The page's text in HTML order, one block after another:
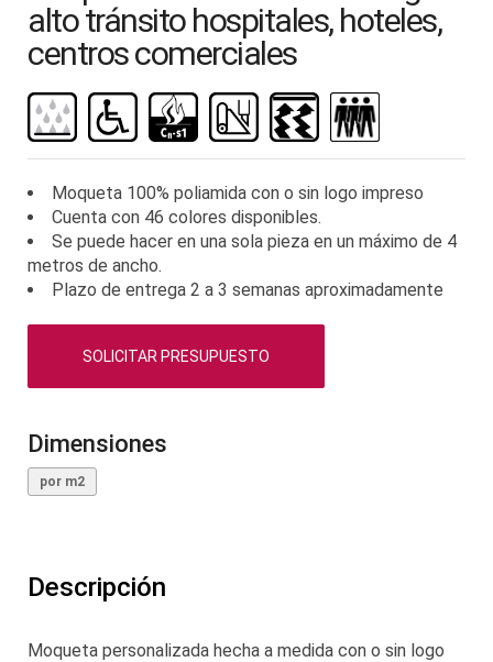
comienzo
de
la
de
imágenes
alto tránsito hospitales, hoteles,
centros comerciales
Moqueta 100% poliamida con o sin logo impreso
Cuenta con 46 colores disponibles.
Se puede hacer en una sola pieza en un máximo de 4
metros de ancho.
Plazo de entrega 2 a 3 semanas aproximadamente
SOLICITAR PRESUPUESTO
Dimensiones
por m2
Descripción
Moqueta personalizada hecha a medida con o sin logo